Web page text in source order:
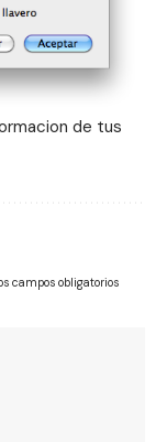
de tus
campos obligatorios